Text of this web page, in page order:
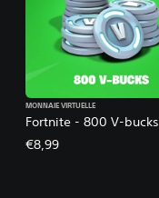
Fortnite - 800 V-bucks
MONNAIE VIRTUELLE
€8,99